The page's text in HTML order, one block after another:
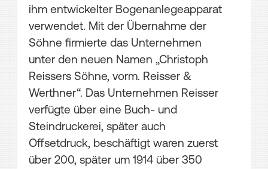
ihm entwickelter Bogenanlegeapparat
verwendet. Mit der Übernahme der
Söhne firmierte das Unternehmen
unter den neuen Namen „Christoph
Reissers Söhne, vorm. Reisser &
Werthner“. Das Unternehmen Reisser
verfügte über eine Buch- und
Steindruckerei, später auch
Offsetdruck, beschäftigt waren zuerst
über 200, später um 1914 über 350